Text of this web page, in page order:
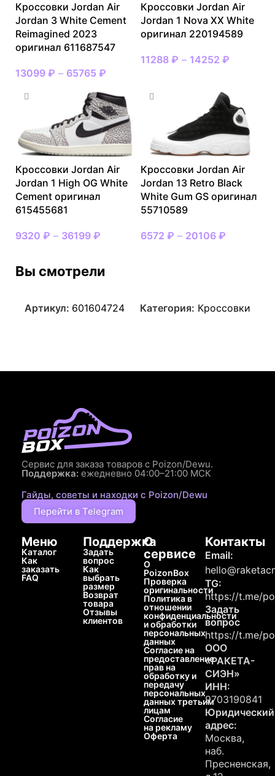
Кроссовки Jordan Air
Jordan 3 White Cement
Reimagined 2023
оригинал 611687547
13099 ₽ – 65765 ₽
Кроссовки Jordan Air
Jordan 1 Nova XX White
оригинал 220194589
11288 ₽ – 14252 ₽
Кроссовки Jordan Air
Jordan 1 High OG White
Cement оригинал
615455681
9320 ₽ – 36199 ₽
Кроссовки Jordan Air
Jordan 13 Retro Black
White Gum GS оригинал
55710589
6572 ₽ – 20106 ₽
Вы смотрели
Артикул: 601604724 Категория: Кроссовки
Сервис для заказа товаров с Poizon/Dewu.
Поддержка: ежедневно 04:00–21:00 МСК
Гайды, советы и находки с Poizon/Dewu
Перейти в Telegram
Меню
Каталог
Как
заказать
FAQ
Поддержка
Задать
вопрос
Как
выбрать
размер
Возврат
товара
Отзывы
клиентов
О
сервисе
О
PoizonBox
Проверка
оригинальности
Политика в
отношении
конфиденциальности
и обработки
персональных
данных
Согласие на
предоставление
прав на
обработку и
передачу
персональных
данных третьим
лицам
Согласие
на рекламу
Оферта
Контакты
Email:
TG:
https://t.me/
Задать
вопрос
https://t.me/
ООО
«РАКЕТА-
СИЭН»
ИНН:
9703190841
Юридический
адрес:
Москва,
наб.
Пресненская,